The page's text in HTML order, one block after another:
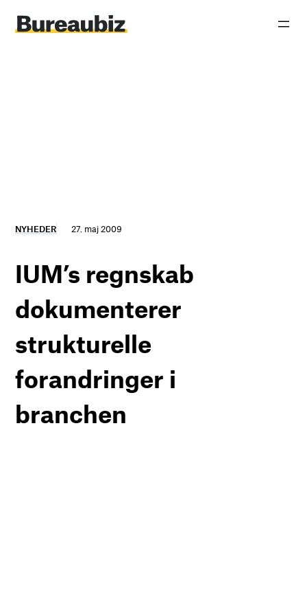
indhold
NYHEDER 27. maj 2009
IUM’s regnskab
dokumenterer
strukturelle
forandringer i
branchen